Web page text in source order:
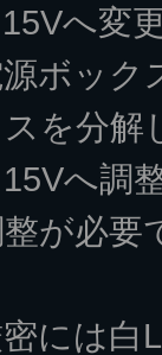
へ変
ボック
を分解
へ調
が必要
には白